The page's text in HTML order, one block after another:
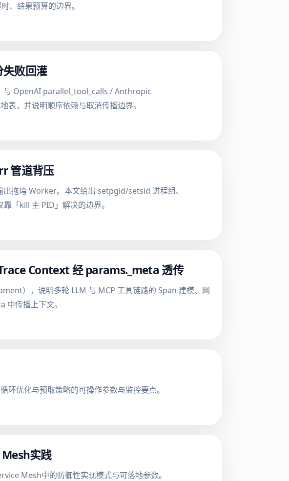
、结果预算的边界。
败回灌
与 OpenAI parallel_tool_calls / Anthropic
，并说明顺序依赖与取消传播边界。
管道背压
拖垮 Worker。本文给出 setpgid/setsid 进程组、
「kill 主 PID」解决的边界。
Context 经 params._meta 透传
），说明多轮 LLM 与 MCP 工具链路的 Span 建模、网
传播上下文。
环优化与预取策略的可操作参数与监控要点。
实践
Mesh中的防御性实现模式与可落地参数。